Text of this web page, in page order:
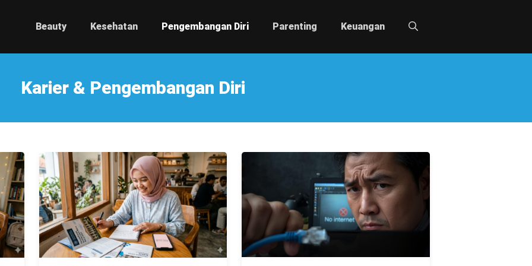
Beauty Kesehatan Pengembangan Diri Parenting Keuangan
Karier & Pengembangan Diri